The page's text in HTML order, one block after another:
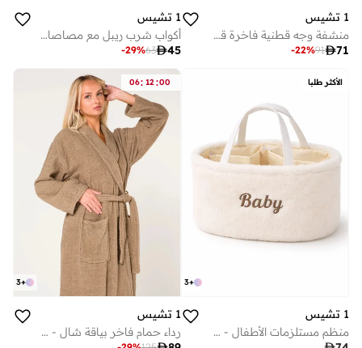
1 تشيس
منشفة وجه قطنية فاخرة قطعة بيج سم
71
91
-22%
1 تشيس
أكواب شرب ريبل مع مصاصات 320 مل (مجموعة من 4)
45
63
-29%
الأكثر طلبا
+
3
1 تشيس
منظم مستلزمات الأطفال - سلة تخزين ناعمة مخملية لغرفة الأطفال مزودة بمقابض، وطاولة تغيير محمولة، ومنظم للسيارة لمستلزمات الأطفال حديثي الولادة (أبيض)
06: 12 :00
+
3
1 تشيس
رداء حمام فاخر بياقة شال - رداء ناعم للغاية من القطن ١٠٠٪ للرجال والنساء | جودة الفنادق والمنتجعات الصحية، بيج (كبير/كبير جدًا)